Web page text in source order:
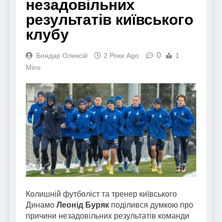
незадовільних
результатів київського
клубу
Бондар Олексій 2 Роки Ago 0
1
Mins
Колишній футболіст та тренер київського
Динамо Леонід Буряк поділився думкою про
причини незадовільних результатів команди